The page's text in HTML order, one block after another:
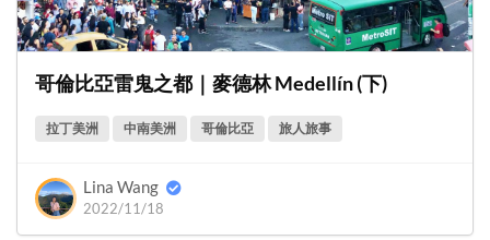
哥倫比亞雷鬼之都｜麥德林 Medellín (下)
拉丁美洲 中南美洲 哥倫比亞 旅人旅事
Lina Wang
2022/11/18